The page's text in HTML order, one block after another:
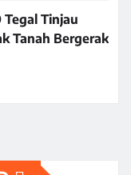
Tegal Tinjau
Tanah Bergerak